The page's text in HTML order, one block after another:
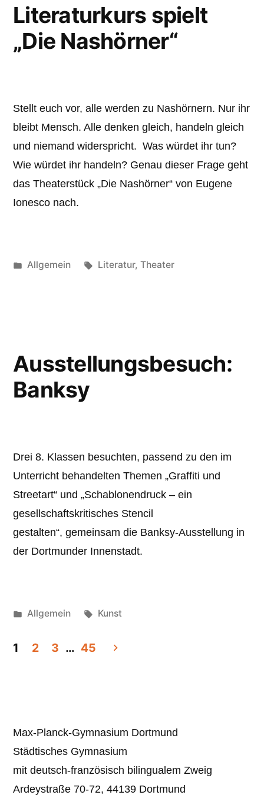
Literaturkurs spielt
„Die Nashörner“
Stellt euch vor, alle werden zu Nashörnern. Nur ihr
bleibt Mensch. Alle denken gleich, handeln gleich
und niemand widerspricht. Was würdet ihr tun?
Wie würdet ihr handeln? Genau dieser Frage geht
das Theaterstück „Die Nashörner“ von Eugene
Ionesco nach.
Veröffentlicht
Allgemein Schlagwörter:
Literatur, Theater
Ausstellungsbesuch:
Banksy
Drei 8. Klassen besuchten, passend zu den im
Unterricht behandelten Themen „Graffiti und
Streetart“ und „Schablonendruck – ein
gesellschaftskritisches Stencil
gestalten“, gemeinsam die Banksy-Ausstellung in
der Dortmunder Innenstadt.
Veröffentlicht
Allgemein Schlagwörter:
Kunst
Seitennummerierung
1 2 3 … 45
Max-Planck-Gymnasium Dortmund
Städtisches Gymnasium
mit deutsch-französisch bilingualem Zweig
Ardeystraße 70-72, 44139 Dortmund